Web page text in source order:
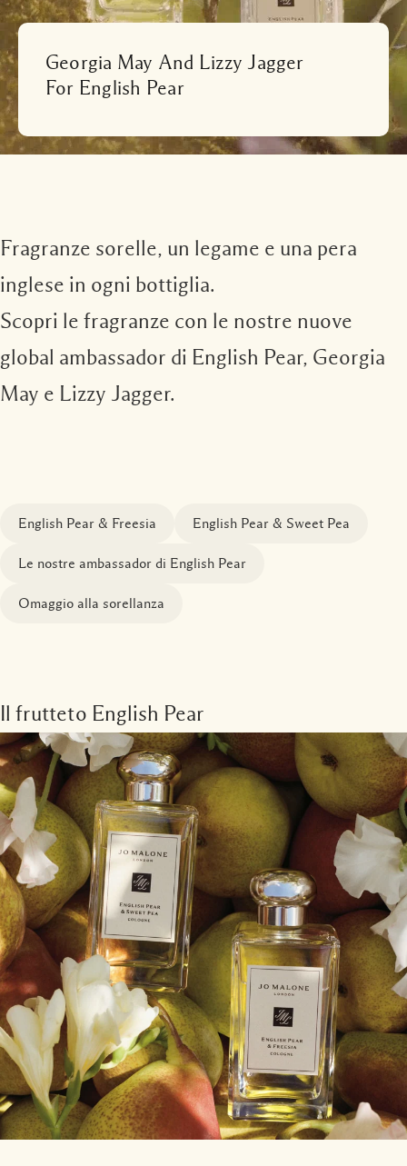
Basilico Neroli
Intenso e Floreale
Legnose
Accessori per le candele
Collezione Vitamina E
Georgia May And Lizzy Jagger
For English Pear
Fragranze sorelle, un legame e una pera
inglese in ogni bottiglia.
Scopri le fragranze con le nostre nuove
global ambassador di English Pear, Georgia
May e Lizzy Jagger.
English Pear & Freesia English Pear & Sweet Pea
Le nostre ambassador di English Pear
Omaggio alla sorellanza
Il frutteto English Pear